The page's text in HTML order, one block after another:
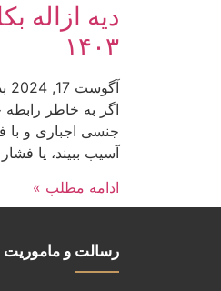
دیه ازاله
۱۴۰۳
آگوست 17, 2024
اگر به خاطر رابطه
جنسی اجباری و با
آسیب ببیند، یا
ادامه مطلب »
رسالت و ماموریت